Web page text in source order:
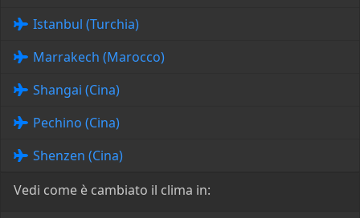
Istanbul (Turchia)
Marrakech (Marocco)
Shangai (Cina)
Pechino (Cina)
Shenzen (Cina)
Vedi come è cambiato il clima in: